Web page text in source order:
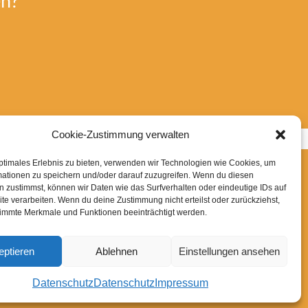
Cookie-Zustimmung verwalten
Erlebnis zu bieten, verwenden wir Technologien wie Cookies, um
zu speichern und/oder darauf zuzugreifen. Wenn du diesen
zustimmst, können wir Daten wie das Surfverhalten oder eindeutige IDs auf
verarbeiten. Wenn du deine Zustimmung nicht erteilst oder zurückziehst,
Merkmale und Funktionen beeinträchtigt werden.
Ablehnen Einstellungen ansehen
DatenschutzDatenschutz Impressum
VERWEISE